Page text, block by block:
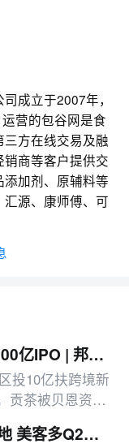
成立于2007年，
营的包谷网是食
方在线交易及融
商等客户提供交
加剂、原辅料等
源、康师傅、可
TikTok美区投10亿扶新商 宇树600亿IPO | 邦小白日报
投10亿扶跨境新
贡茶被贝恩资本
跨境日报：跨境平台多项新政落地 美客多Q2营收同比增50%